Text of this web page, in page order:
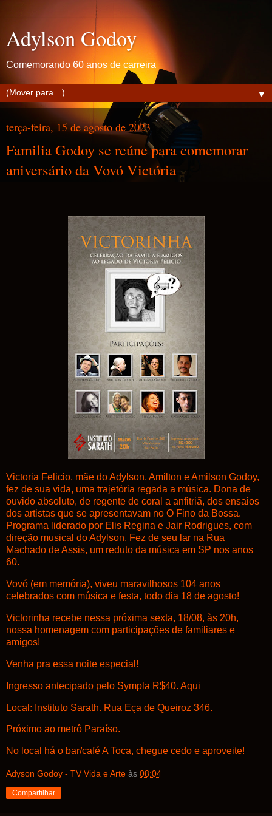
Adylson Godoy
Comemorando 60 anos de carreira
▼
terça-feira, 15 de agosto de 2023
Familia Godoy se reúne para comemorar
aniversário da Vovó Victória
Victoria Felicio, mãe do Adylson, Amilton e Amilson Godoy,
fez de sua vida, uma trajetória regada a música. Dona de
ouvido absoluto, de regente de coral a anfitriã, dos ensaios
dos artistas que se apresentavam no O Fino da Bossa.
Programa liderado por Elis Regina e Jair Rodrigues, com
direção musical do Adylson. Fez de seu lar na Rua
Machado de Assis, um reduto da música em SP nos anos
60.
Vovó (em memória), viveu maravilhosos 104 anos
celebrados com música e festa, todo dia 18 de agosto!
Victorinha recebe nessa próxima sexta, 18/08, às 20h,
nossa homenagem com participações de familiares e
amigos!
Venha pra essa noite especial!
Ingresso antecipado pelo Sympla R$40. Aqui
Local: Instituto Sarath. Rua Eça de Queiroz 346.
Próximo ao metrô Paraíso.
No local há o bar/café A Toca, chegue cedo e aproveite!
Adyson Godoy - TV Vida e Arte às 08:04
Compartilhar